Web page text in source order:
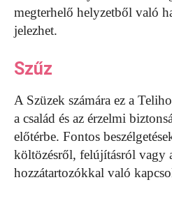
megterhelő helyzetből való
jelezhet.
Szűz
A Szüzek számára ez a
a család és az érzelmi
előtérbe. Fontos
költözésről, felújításról vagy
hozzátartozókkal való